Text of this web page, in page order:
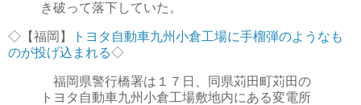
き破って落下していた。
◇【福岡】
トヨタ自動車九州小倉工場に手榴弾のようなも
のが投げ込まれる◇
福岡県警行橋署は１７日、同県苅田町苅田の
トヨタ自動車九州小倉工場敷地内にある変電所